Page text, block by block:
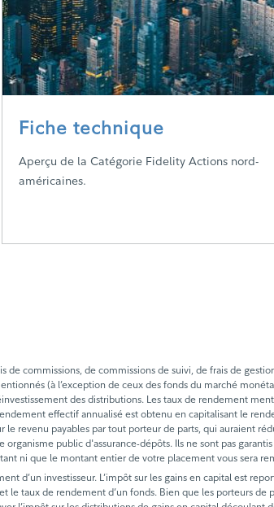
Fiche technique
Aperçu de la Catégorie Fidelity Actions nord-
américaines.
commissions, de commissions de suivi, de frais de
(à l’exception de ceux des fonds du marché
des distributions. Les taux de rendement
effectif annualisé est obtenu en capitalisant le
le revenu payables par tout porteur de parts, qui auraient
organisme public d'assurance-dépôts. Ils ne sont pas
ni que le montant entier de votre placement vous sera
d’un investisseur. L’impôt sur les gains en capital est
taux de rendement d’un fonds. Bien que les porteurs